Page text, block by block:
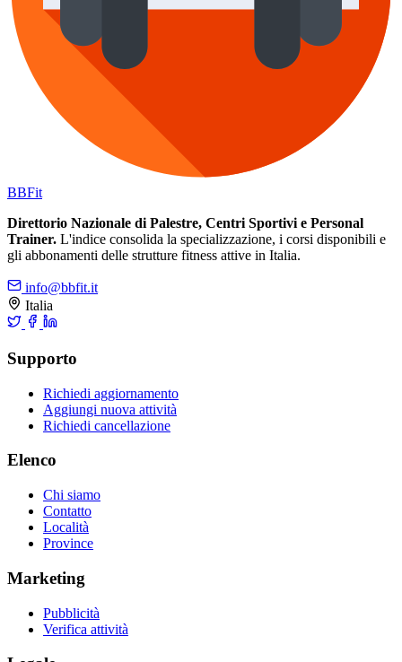
BBFit
Direttorio Nazionale di Palestre, Centri Sportivi e Personal
Trainer. L'indice consolida la specializzazione, i corsi disponibili e
gli abbonamenti delle strutture fitness attive in Italia.
info@bbfit.it
Italia
Supporto
Richiedi aggiornamento
Aggiungi nuova attività
Richiedi cancellazione
Elenco
Chi siamo
Contatto
Località
Province
Marketing
Pubblicità
Verifica attività